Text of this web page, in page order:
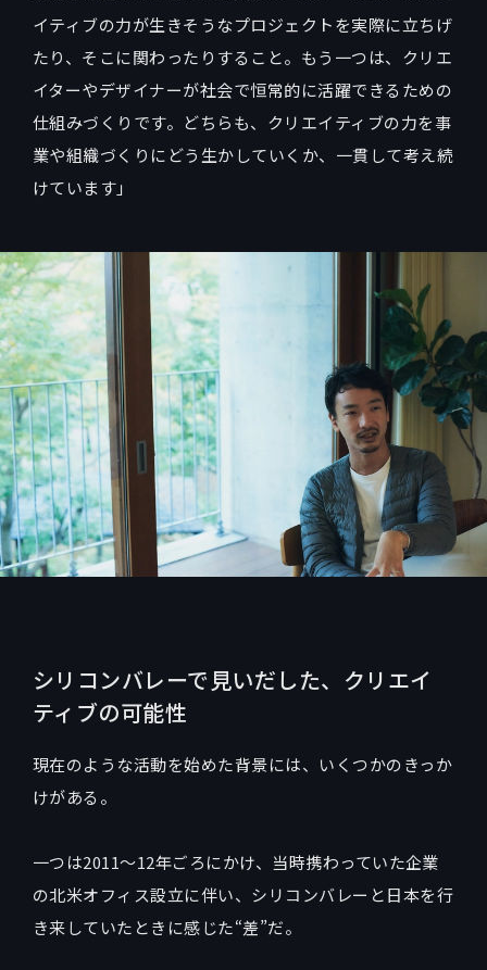
イティブの力が生きそうなプロジェクトを実際に立ちげ
たり、そこに関わったりすること。もう一つは、クリエ
イターやデザイナーが社会で恒常的に活躍できるための
仕組みづくりです。どちらも、クリエイティブの力を事
業や組織づくりにどう生かしていくか、一貫して考え続
けています」
シリコンバレーで見いだした、クリエイ
ティブの可能性
現在のような活動を始めた背景には、いくつかのきっか
けがある。
一つは2011〜12年ごろにかけ、当時携わっていた企業
の北米オフィス設立に伴い、シリコンバレーと日本を行
き来していたときに感じた“差”だ。